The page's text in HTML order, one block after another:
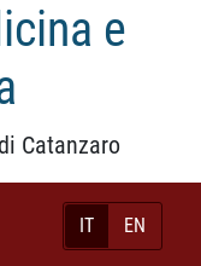
e
Catanzaro
IT EN